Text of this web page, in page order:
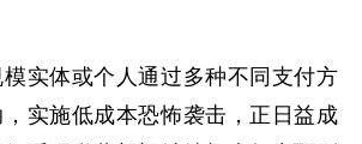
体或个人通过多种不同支付方
实施低成本恐怖袭击，正日益成